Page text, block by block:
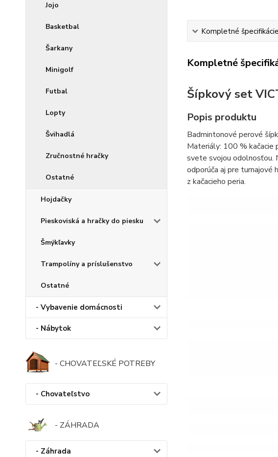
Jojo
Basketbal
Šarkany
Minigolf
Futbal
Lopty
Švihadlá
Zručnostné hračky
Ostatné
Hojdačky
Pieskoviská a hračky do piesku
Šmýkľavky
Trampolíny a príslušenstvo
Ostatné
- Vybavenie domácnosti
- Nábytok
- CHOVATEĽSKÉ POTREBY
- Chovateľstvo
- ZÁHRADA
- Záhrada
Kompletné špecifikácie
Kompletné
Šípkový set
Popis produktu
Badmintonové perové
Materiály: 100 % kačacie
svete svojou odolnosťou.
odporúča aj pre turnajové
z kačacieho peria.